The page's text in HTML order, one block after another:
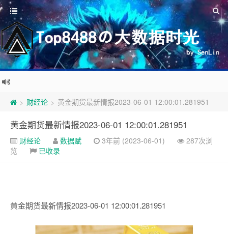
> 财经论 > 黄金期货最新情报2023-06-01 12:00:01.281951
黄金期货最新情报2023-06-01 12:00:01.281951
财经论 数据赋 3年前 (2023-06-01)
287次浏
览
已收录
黄金期货最新情报2023-06-01 12:00:01.281951